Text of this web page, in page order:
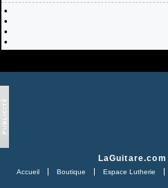
•
•
•
•
LaGuitare.com
Accueil Boutique Espace Lutherie